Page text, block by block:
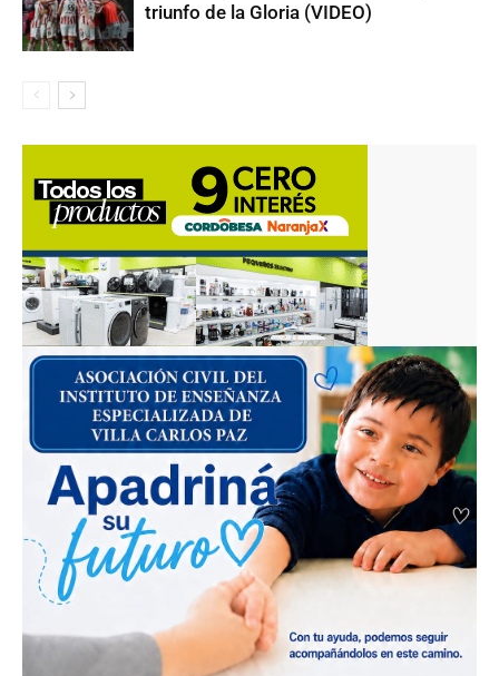
triunfo de la Gloria (VIDEO)